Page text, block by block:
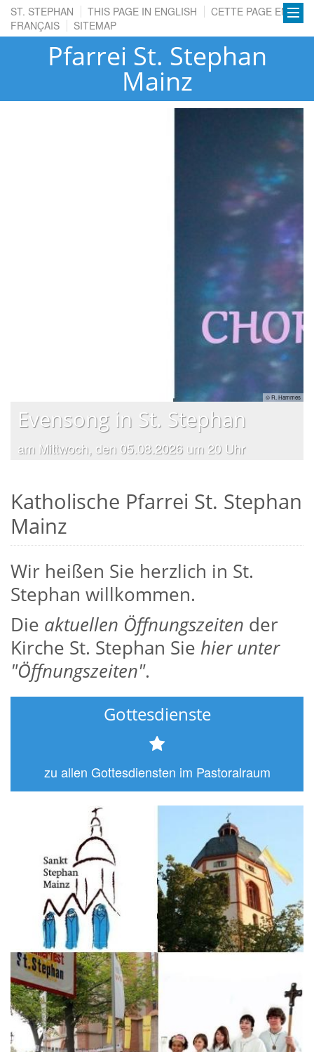
ST. STEPHAN THIS PAGE IN ENGLISH
CETTE PAGE EN
FRANÇAIS
SITEMAP
Pfarrei St. Stephan
Mainz
© R. Hammes
Evensong in St. Stephan
am Mittwoch, den 05.08.2026 um 20 Uhr
Katholische Pfarrei St. Stephan
Mainz
Wir heißen Sie herzlich in St.
Stephan willkommen.
Die aktuellen Öffnungszeiten der
Kirche St. Stephan Sie hier unter
"Öffnungszeiten".
Gottesdienste
zu allen Gottesdiensten im Pastoralraum